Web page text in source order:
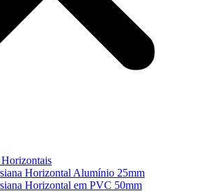
Horizontais
Horizontal Alumínio 25mm
Horizontal em PVC 50mm